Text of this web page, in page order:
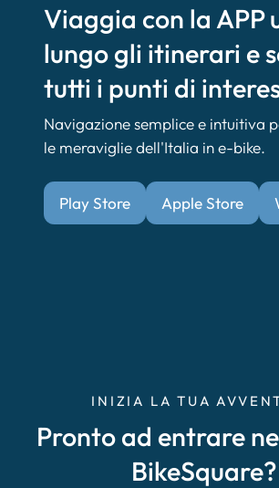
Viaggia con la APP
lungo gli itinerari e
tutti i punti di
Navigazione semplice e intuitiva
le meraviglie dell'Italia in e-bike.
Play Store Apple Store
INIZIA LA TUA
Pronto ad entrare
BikeSquare?